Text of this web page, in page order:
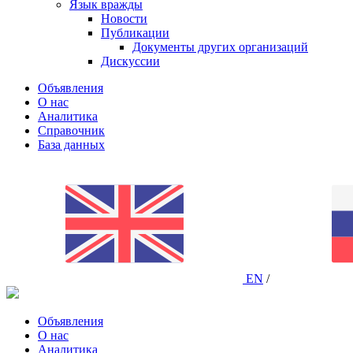
Язык вражды
Новости
Публикации
Документы других организаций
Дискуссии
Объявления
О нас
Аналитика
Справочник
База данных
EN /
Объявления
О нас
Аналитика